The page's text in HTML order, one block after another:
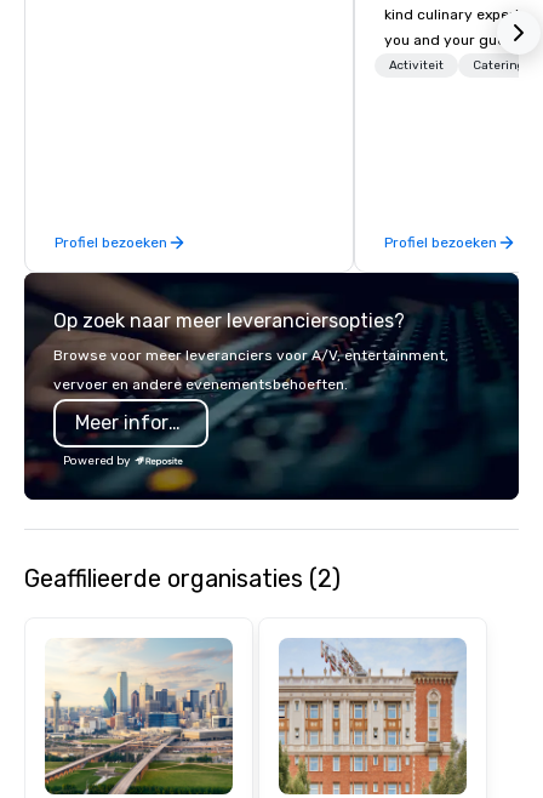
Profiel bezoeken
kind culinary
you and your guests
memories and
catering industry.
Activiteit Catering
Profiel bezoeken
Op zoek naar meer leveranciersopties?
Browse voor meer leveranciers voor A/V, entertainment,
vervoer en andere evenementsbehoeften.
Meer informatie
Powered by
Geaffilieerde organisaties (2)